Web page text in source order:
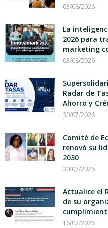
03/08/2026
La
2026 para
marketing
03/08/2026
Radar de
Ahorro y
30/07/2026
Comité de
renovó su
2030
30/07/2026
Actualice el
de su
16/07/2026